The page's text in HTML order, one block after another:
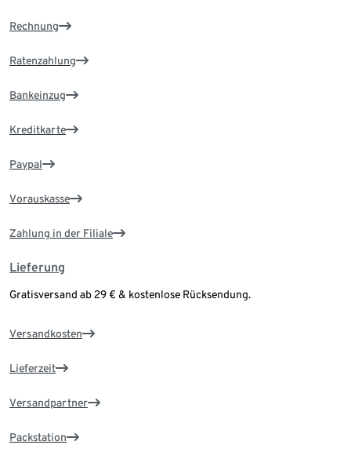
Rechnung
Ratenzahlung
Bankeinzug
Kreditkarte
Paypal
Vorauskasse
Zahlung in der Filiale
Lieferung
Gratisversand ab 29 € & kostenlose Rücksendung.
Versandkosten
Lieferzeit
Versandpartner
Packstation